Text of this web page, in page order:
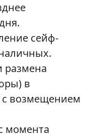
сейф-
размена
в
возмещением
момента